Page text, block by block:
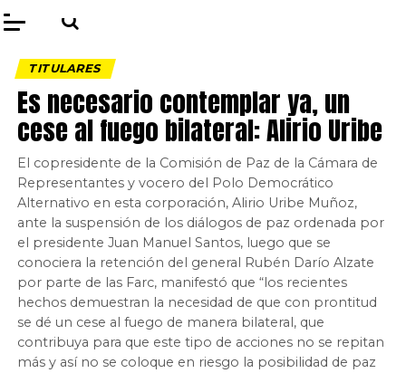
TITULARES
Es necesario contemplar ya, un
cese al fuego bilateral: Alirio Uribe
El copresidente de la Comisión de Paz de la Cámara de
Representantes y vocero del Polo Democrático
Alternativo en esta corporación, Alirio Uribe Muñoz,
ante la suspensión de los diálogos de paz ordenada por
el presidente Juan Manuel Santos, luego que se
conociera la retención del general Rubén Darío Alzate
por parte de las Farc, manifestó que “los recientes
hechos demuestran la necesidad de que con prontitud
se dé un cese al fuego de manera bilateral, que
contribuya para que este tipo de acciones no se repitan
más y así no se coloque en riesgo la posibilidad de paz